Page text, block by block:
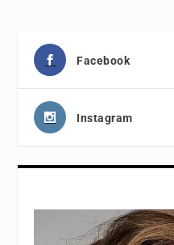
Facebook
Instagram